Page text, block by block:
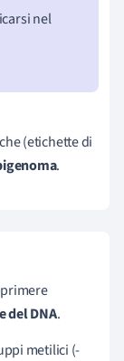
nel
(etichette di
.
del DNA.
metilici (-